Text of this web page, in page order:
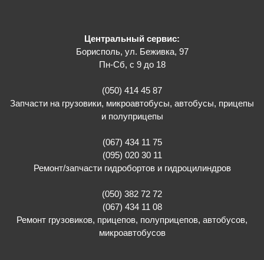
Центральный сервис:
Борисполь, ул. Беживка, 97
Пн-Сб, с 9 до 18
(050) 414 45 87
Запчасти на грузовики, микроавтобусы, автобусы, прицепы
и полуприцепы
(067) 434 11 75
(095) 020 30 11
Ремонт/запчасти гидробортов и гидроцилиндров
(050) 382 72 72
(067) 434 11 08
Ремонт грузовиков, прицепов, полуприцепов, автобусов,
микроавтобусов